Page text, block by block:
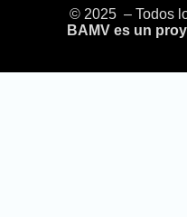
© 2025 – Todos
BAMV es un